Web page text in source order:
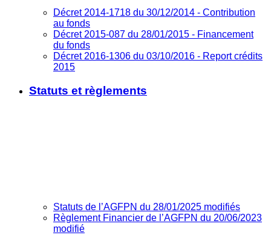
Décret 2014-1718 du 30/12/2014 - Contribution
au fonds
Décret 2015-087 du 28/01/2015 - Financement
du fonds
Décret 2016-1306 du 03/10/2016 - Report crédits
2015
Statuts et règlements
Statuts de l’AGFPN du 28/01/2025 modifiés
Règlement Financier de l’AGFPN du 20/06/2023
modifié